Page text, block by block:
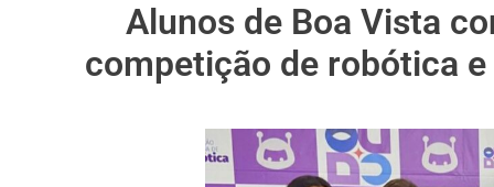
Alunos de Boa Vista
competição de robótica